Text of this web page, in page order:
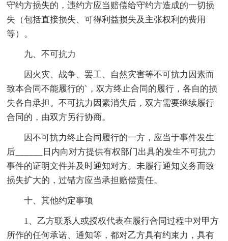
守约方损失的，违约方应当赔偿给守约方造成的一切损
失（包括直接损失、可得利益损失及主张权利的费用
等）。
九、不可抗力
因火灾、战争、罢工、自然灾害等不可抗力因素而
致本合同不能履行的`，双方终止合同的履行，各自的损
失各自承担。不可抗力因素消失后，双方需要继续履行
合同的，由双方另行协商。
因不可抗力终止合同履行的一方，应当于事件发生
后______日内向对方提供有权部门出具的发生不可抗力
事件的证明文件并及时通知对方。未履行通知义务而致
损失扩大的，过错方应当承担赔偿责任。
十、其他约定事项
1、乙方联系人或授权代表在履行合同过程中对甲方
所作的任何承诺、通知等，都对乙方具有约束力，具有